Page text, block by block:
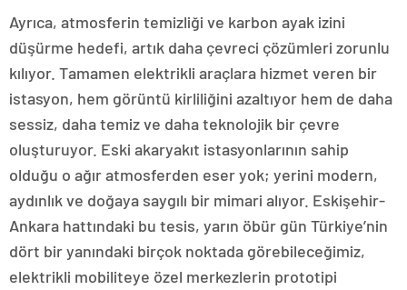
Ayrıca, atmosferin temizliği ve karbon ayak izini
düşürme hedefi, artık daha çevreci çözümleri zorunlu
kılıyor. Tamamen elektrikli araçlara hizmet veren bir
istasyon, hem görüntü kirliliğini azaltıyor hem de daha
sessiz, daha temiz ve daha teknolojik bir çevre
oluşturuyor. Eski akaryakıt istasyonlarının sahip
olduğu o ağır atmosferden eser yok; yerini modern,
aydınlık ve doğaya saygılı bir mimari alıyor. Eskişehir-
Ankara hattındaki bu tesis, yarın öbür gün Türkiye’nin
dört bir yanındaki birçok noktada görebileceğimiz,
elektrikli mobiliteye özel merkezlerin prototipi